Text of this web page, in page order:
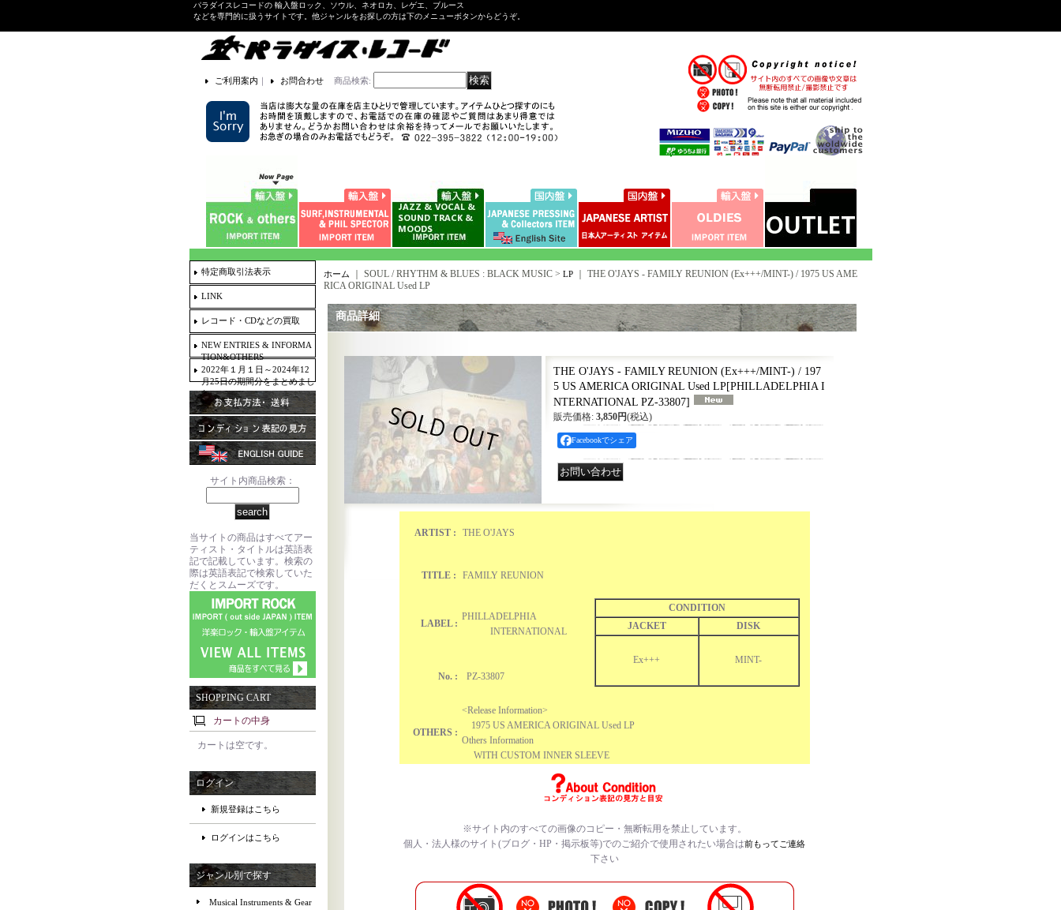
パラダイスレコードの 輸入盤ロック、ソウル、ネオロカ、レゲエ、ブルース
などを専門的に扱うサイトです。他ジャンルをお探しの方は下のメニューボタンからどうぞ。
ご利用案内 ｜ お問合わせ 商品検索:
特定商取引法表示
LINK
レコード・CDなどの買取
NEW ENTRIES & INFORMA
TION&OTHERS
2022年１月１日～2024年12
月25日の期間分をまとめまし
た。
サイト内商品検索：
当サイトの商品はすべてアー
ティスト・タイトルは英語表
記で記載しています。検索の
際は英語表記で検索していた
だくとスムーズです。
SHOPPING CART
カートの中身
カートは空です。
ログイン
新規登録はこちら
ログインはこちら
ジャンル別で探す
Musical Instruments & Gear
ホーム ｜ SOUL / RHYTHM & BLUES : BLACK MUSIC > LP
THE O'JAYS - FAMILY REUNION (Ex+++/MINT-) / 1975 US AME
RICA ORIGINAL Used LP
商品詳細
THE O'JAYS - FAMILY REUNION (Ex+++/MINT-) / 197
5 US AMERICA ORIGINAL Used LP[PHILLADELPHIA I
NTERNATIONAL PZ-33807]
販売価格: 3,850円(税込)
Facebookでシェア
ARTIST : THE O'JAYS
TITLE : FAMILY REUNION
LABEL :
PHILLADELPHIA
INTERNATIONAL
CONDITION
JACKET
DISK
Ex+++
MINT-
No. :
PZ-33807
OTHERS :
<Release Information>
1975 US AMERICA ORIGINAL Used LP
Others Information
WITH CUSTOM INNER SLEEVE
※サイト内のすべての画像のコピー・無断転用を禁止しています。
個人・法人様のサイト(ブログ・HP・掲示板等)でのご紹介で使用されたい場合は前もってご連絡
下さい